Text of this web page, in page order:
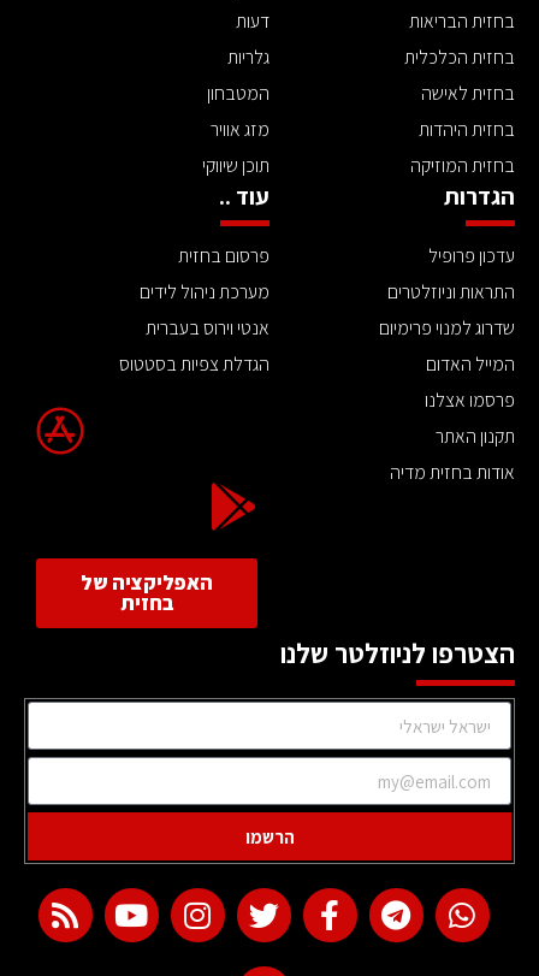
בחזית הבריאות
בחזית הכלכלית
בחזית לאישה
בחזית היהדות
בחזית המוזיקה
דעות
גלריות
המטבחון
מזג אוויר
תוכן שיווקי
הגדרות
עדכון פרופיל
התראות וניוזלטרים
שדרוג למנוי פרימיום
המייל האדום
פרסמו אצלנו
תקנון האתר
אודות בחזית מדיה
עוד ..
פרסום בחזית
מערכת ניהול לידים
אנטי וירוס בעברית
הגדלת צפיות בסטטוס
האפליקציה של
בחזית
הצטרפו לניוזלטר שלנו
הרשמו